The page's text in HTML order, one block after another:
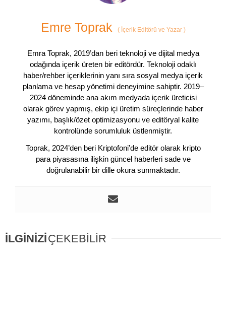
Emre Toprak (İçerik Editörü ve Yazar )
Emra Toprak, 2019’dan beri teknoloji ve dijital medya
odağında içerik üreten bir editördür. Teknoloji odaklı
haber/rehber içeriklerinin yanı sıra sosyal medya içerik
planlama ve hesap yönetimi deneyimine sahiptir. 2019–
2024 döneminde ana akım medyada içerik üreticisi
olarak görev yapmış, ekip içi üretim süreçlerinde haber
yazımı, başlık/özet optimizasyonu ve editöryal kalite
kontrolünde sorumluluk üstlenmiştir.
Toprak, 2024’den beri Kriptofoni’de editör olarak kripto
para piyasasına ilişkin güncel haberleri sade ve
doğrulanabilir bir dille okura sunmaktadır.
İLGİNİZİÇEKEBİLİR